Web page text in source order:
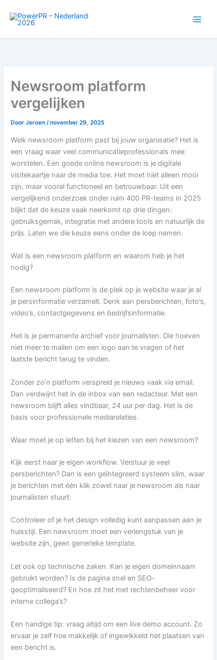
naar
inhoud
Newsroom platform
vergelijken
DoorJeroen/november 29, 2025
Welk newsroom platform past bij jouw organisatie? Het is
een vraag waar veel communicatieprofessionals mee
worstelen. Een goede online newsroom is je digitale
visitekaartje naar de media toe. Het moet niet alleen mooi
zijn, maar vooral functioneel en betrouwbaar. Uit een
vergelijkend onderzoek onder ruim 400 PR-teams in 2025
blijkt dat de keuze vaak neerkomt op drie dingen:
gebruiksgemak, integratie met andere tools en natuurlijk de
prijs. Laten we die keuze eens onder de loep nemen.
Wat is een newsroom platform en waarom heb je het
nodig?
Een newsroom platform is de plek op je website waar je al
je persinformatie verzamelt. Denk aan persberichten, foto’s,
video’s, contactgegevens en bedrijfsinformatie.
Het is je permanente archief voor journalisten. Die hoeven
niet meer te mailen om een logo aan te vragen of het
laatste bericht terug te vinden.
Zonder zo’n platform verspreid je nieuws vaak via email.
Dan verdwijnt het in de inbox van een redacteur. Met een
newsroom blijft alles vindbaar, 24 uur per dag. Het is de
basis voor professionele mediarelaties.
Waar moet je op letten bij het kiezen van een newsroom?
Kijk eerst naar je eigen workflow. Verstuur je veel
persberichten? Dan is een geïntegreerd systeem slim, waar
je berichten met één klik zowel naar je newsroom als naar
journalisten stuurt.
Controleer of je het design volledig kunt aanpassen aan je
huisstijl. Een newsroom moet een verlengstuk van je
website zijn, geen generieke template.
Let ook op technische zaken. Kan je eigen domeinnaam
gebruikt worden? Is de pagina snel en SEO-
geoptimaliseerd? En hoe zit het met rechtenbeheer voor
interne collega’s?
Een handige tip: vraag altijd om een live demo account. Zo
ervaar je zelf hoe makkelijk of ingewikkeld het plaatsen van
een bericht is.